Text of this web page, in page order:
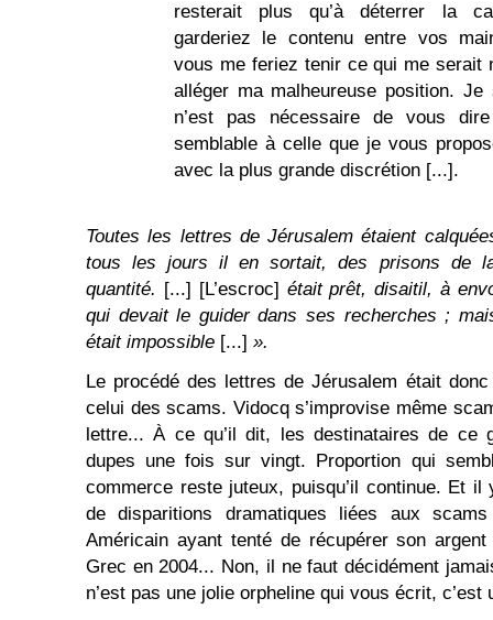
resterait plus qu’à déterrer la
garderiez le contenu entre vos
vous me feriez tenir ce qui me serait
alléger ma malheureuse position.
n’est pas nécessaire de vous dire
semblable à celle que je vous
avec la plus grande discrétion [...].
Toutes les lettres de Jérusalem étaient
tous les jours il en sortait, des prisons de
quantité. [...] [L’escroc] était prêt, disaitil, à
qui devait le guider dans ses recherches ;
était impossible [...] ».
Le procédé des lettres de Jérusalem était
celui des scams. Vidocq s’improvise même
lettre... À ce qu’il dit, les destinataires de ce
dupes une fois sur vingt. Proportion qui
commerce reste juteux, puisqu’il continue. Et
de disparitions dramatiques liées aux
Américain ayant tenté de récupérer son argent
Grec en 2004... Non, il ne faut décidément
n’est pas une jolie orpheline qui vous écrit, c’est